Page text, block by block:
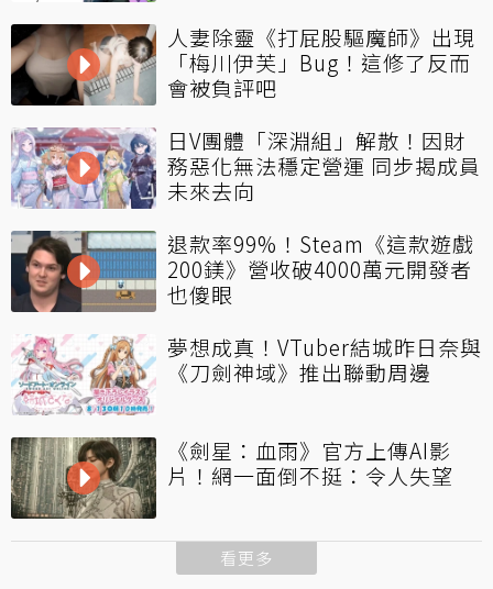
人妻除靈《打屁股驅魔師》出現
「梅川伊芙」Bug！這修了反而
會被負評吧
日V團體「深淵組」解散！因財
務惡化無法穩定營運 同步揭成員
未來去向
退款率99%！Steam《這款遊戲
200鎂》營收破4000萬元開發者
也傻眼
夢想成真！VTuber結城昨日奈與
《刀劍神域》推出聯動周邊
《劍星：血雨》官方上傳AI影
片！網一面倒不挺：令人失望
看更多